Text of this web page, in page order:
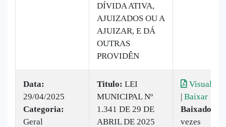
DÍVIDA ATIVA,
AJUIZADOS OU A
AJUIZAR, E DÁ
OUTRAS
PROVIDÊN
Data:
29/04/2025
Categoria:
Geral
Titulo: LEI
MUNICIPAL Nº
1.341 DE 29 DE
ABRIL DE 2025
Visualizar
| Baixar
Baixado:
vezes